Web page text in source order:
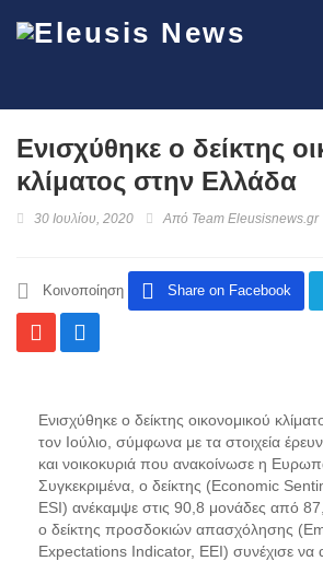
Ενισχύθηκε ο δείκτης
κλίματος στην Ελλάδα
30 Ιουλίου, 2020 Από Team Eleusisnews.gr
Κοινοποίηση Share on Facebook
Ενισχύθηκε ο δείκτης οικονομικού
τον Ιούλιο, σύμφωνα με τα στοιχεία
και νοικοκυριά που ανακοίνωσε η
Συγκεκριμένα, ο δείκτης (Economic
ESI) ανέκαμψε στις 90,8 μονάδες από
ο δείκτης προσδοκιών απασχόλησης
Expectations Indicator, EEI) συνέχισε να